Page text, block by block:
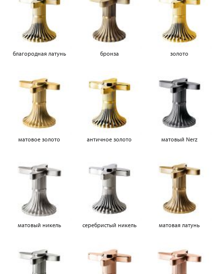
благородная латунь бронза золото
матовое золото античное золото матовый Nerz
матовый никель серебристый никель матовая латунь